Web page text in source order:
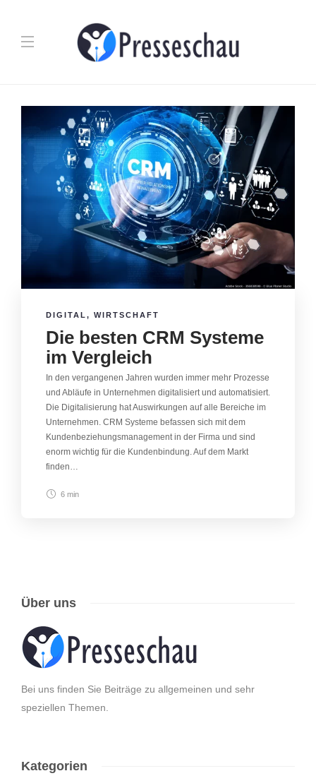
DIGITAL , WIRTSCHAFT
Die besten CRM Systeme
im Vergleich
In den vergangenen Jahren wurden immer mehr Prozesse
und Abläufe in Unternehmen digitalisiert und automatisiert.
Die Digitalisierung hat Auswirkungen auf alle Bereiche im
Unternehmen. CRM Systeme befassen sich mit dem
Kundenbeziehungsmanagement in der Firma und sind
enorm wichtig für die Kundenbindung. Auf dem Markt
finden…
6 min
Über uns
Bei uns finden Sie Beiträge zu allgemeinen und sehr
speziellen Themen.
Kategorien